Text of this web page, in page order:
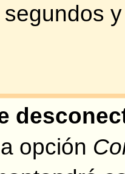
y podrá
no puedo
que está
correctos.
si